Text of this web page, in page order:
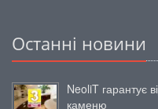
Останні новини
NeoliT гарантує
каменю